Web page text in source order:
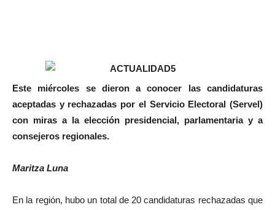
Este miércoles se dieron a conocer las candidaturas
aceptadas y rechazadas por el Servicio Electoral (Servel)
con miras a la elección presidencial, parlamentaria y a
consejeros regionales.
Maritza Luna
En la región, hubo un total de 20 candidaturas rechazadas que